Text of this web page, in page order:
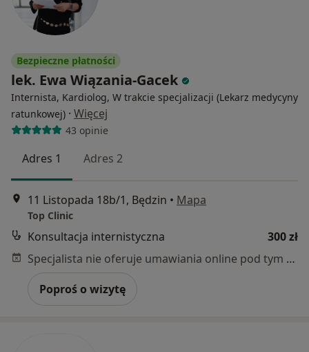
Bezpieczne płatności
lek. Ewa Wiązania-Gacek
Internista, Kardiolog, W trakcie specjalizacji (Lekarz medycyny
ratunkowej) · Więcej
43 opinie
Adres 1 Adres 2
11 Listopada 18b/1, Będzin • Mapa
Top Clinic
Konsultacja internistyczna
300 zł
Specjalista nie oferuje umawiania online pod tym adresem.
Poproś o wizytę